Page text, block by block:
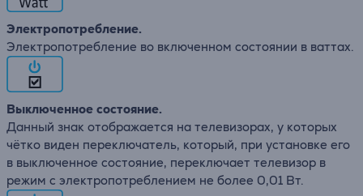
Электропотребление.
Электропотребление во включенном состоянии в ваттах.
Выключенное состояние.
Данный знак отображается на телевизорах, у которых
чётко виден переключатель, который, при установке его
в выключенное состояние, переключает телевизор в
режим с электропотреблением не более 0,01 Вт.